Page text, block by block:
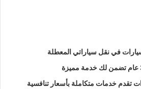
في نقل سياراتي المعطلة
تقدم خدمات متكاملة بأسعار تنافسية